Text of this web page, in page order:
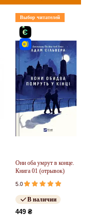
Выбор читателей
Они оба умрут в конце.
Книга 01 (отрывок)
5.0
В наличии
449 ₴